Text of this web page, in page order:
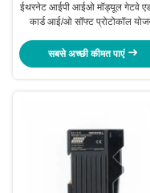
ईथरनेट आईपी आईओ मॉड्यूल गेटवे
कार्ड आई/ओ सॉफ्ट प्रोटोकॉल
सबसे अच्छी कीमत पाएं